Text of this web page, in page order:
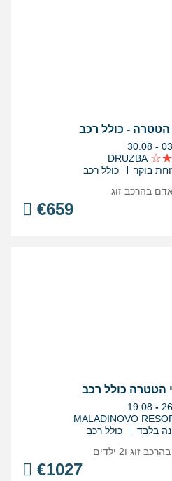
- כולל רכב
בין
התאריכים,
30.08 -
DRUZBA
בוקר כולל רכב
€659
בהרכב זוג
הטטרה כולל רכב
בין
התאריכים,
19.08 -
MALADINOVO
בלבד כולל רכב
€1027
בהרכבזוג ו2 ילדים